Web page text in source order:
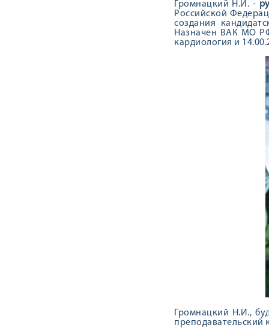
Громнацкий Н.И. -
Российской
создания
Назначен ВАК МО РФ
кардиология и
Громнацкий Н.И.,
преподавательский